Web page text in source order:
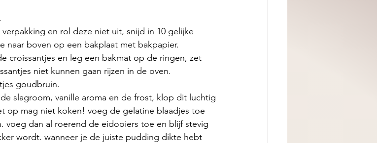
en rol deze niet uit, snijd in 10 gelijke
naar boven op een bakplaat met bakpapier.
croissantjes en leg een bakmat op de ringen, zet
niet kunnen gaan rijzen in de oven.
goudbruin.
slagroom, vanille aroma en de frost, klop dit luchtig
op mag niet koken! voeg de gelatine blaadjes toe
voeg dan al roerend de eidooiers toe en blijf stevig
wordt. wanneer je de juiste pudding dikte hebt